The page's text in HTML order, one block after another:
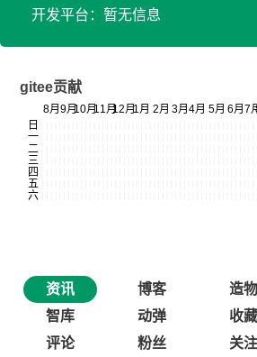
开发平台：暂无信息
gitee贡献
资讯 博客
造物
智库
动弹
收藏
评论
粉丝 关注